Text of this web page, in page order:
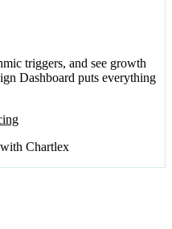
triggers, and see growth
Dashboard puts everything
Chartlex